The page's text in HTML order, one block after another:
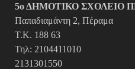
5ο ΔΗΜΟΤΙΚΟ ΣΧΟΛΕΙΟ
Παπαδιαμάντη 2, Πέραμα
Τ.Κ. 188 63
Τηλ: 2104411010
2131301550